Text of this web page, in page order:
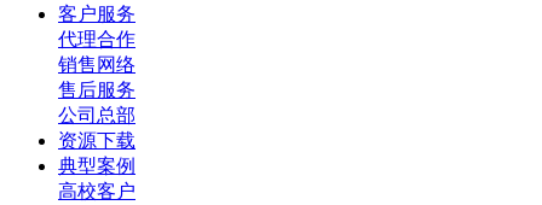
客户服务
代理合作
销售网络
售后服务
公司总部
资源下载
典型案例
高校客户